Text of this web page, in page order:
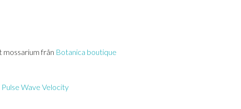
mossarium från Botanica boutique
Pulse Wave Velocity